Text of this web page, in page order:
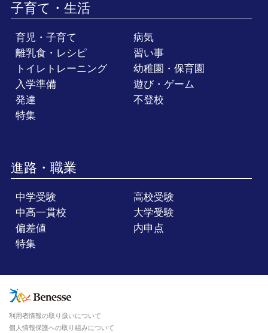
子育て・生活
育児・子育て
病気
離乳食・レシピ
習い事
トイレトレーニング
幼稚園・保育園
入学準備
遊び・ゲーム
発達
不登校
特集
進路・職業
中学受験
高校受験
中高一貫校
大学受験
偏差値
内申点
特集
利用者情報の取り扱いについて
個人情報保護への取り組みについて